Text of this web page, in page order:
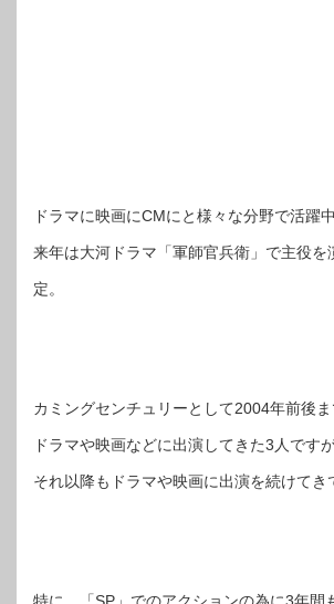
ドラマに映画にCMにと様々な分野で活躍中
来年は大河ドラマ「軍師官兵衛」で主役を
定。
カミングセンチュリーとして2004年前後
ドラマや映画などに出演してきた3人です
それ以降もドラマや映画に出演を続けてき